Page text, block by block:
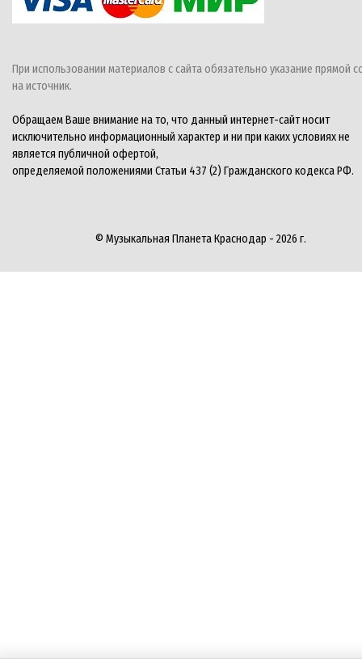
При использовании материалов с сайта обязательно указание прямой
на источник.
Обращаем Ваше внимание на то, что данный интернет-сайт носит
исключительно информационный характер и ни при каких условиях не
является публичной офертой,
определяемой положениями Статьи 437 (2) Гражданского кодекса РФ.
© Музыкальная Планета Краснодар - 2026 г.